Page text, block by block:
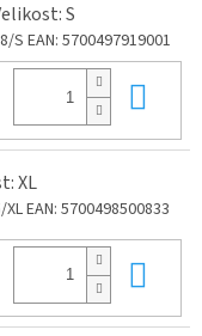
S
SEAN: 5700497919001
XL
XLEAN: 5700498500833